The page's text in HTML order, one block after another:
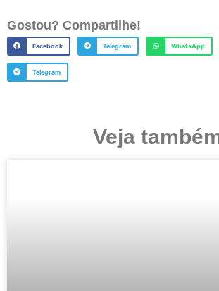
Gostou? Compartilhe!
Facebook Telegram WhatsApp
Telegram
Veja